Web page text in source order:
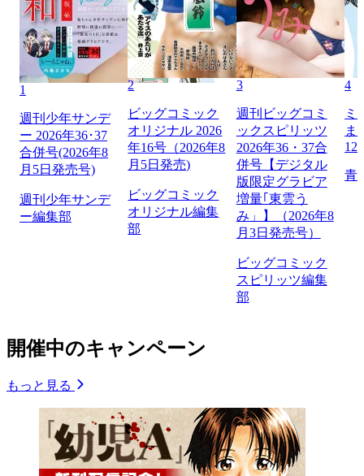
1
週刊少年サンデ
ー 2026年36･37
合併号(2026年8
月5日発売号)
週刊少年サンデ
ー編集部
2
ビッグコミック
オリジナル 2026
年16号（2026年8
月5日発売)
ビッグコミック
オリジナル編集
部
3
週刊ビッグコミ
ックスピリッツ
2026年36・37合
併号【デジタル
版限定グラビア
増量｢東雲う
み」】（2026年8
月3日発売号）
ビッグコミック
スピリッツ編集
部
4
ミ
ま
129
青
開催中のキャンペーン
もっと見る